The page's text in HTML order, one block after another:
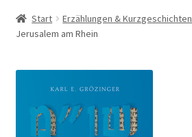
Kasse
Warenkorb
Warum fair kaufen
Start Erzählungen & Kurzgeschichten
Jerusalem am Rhein